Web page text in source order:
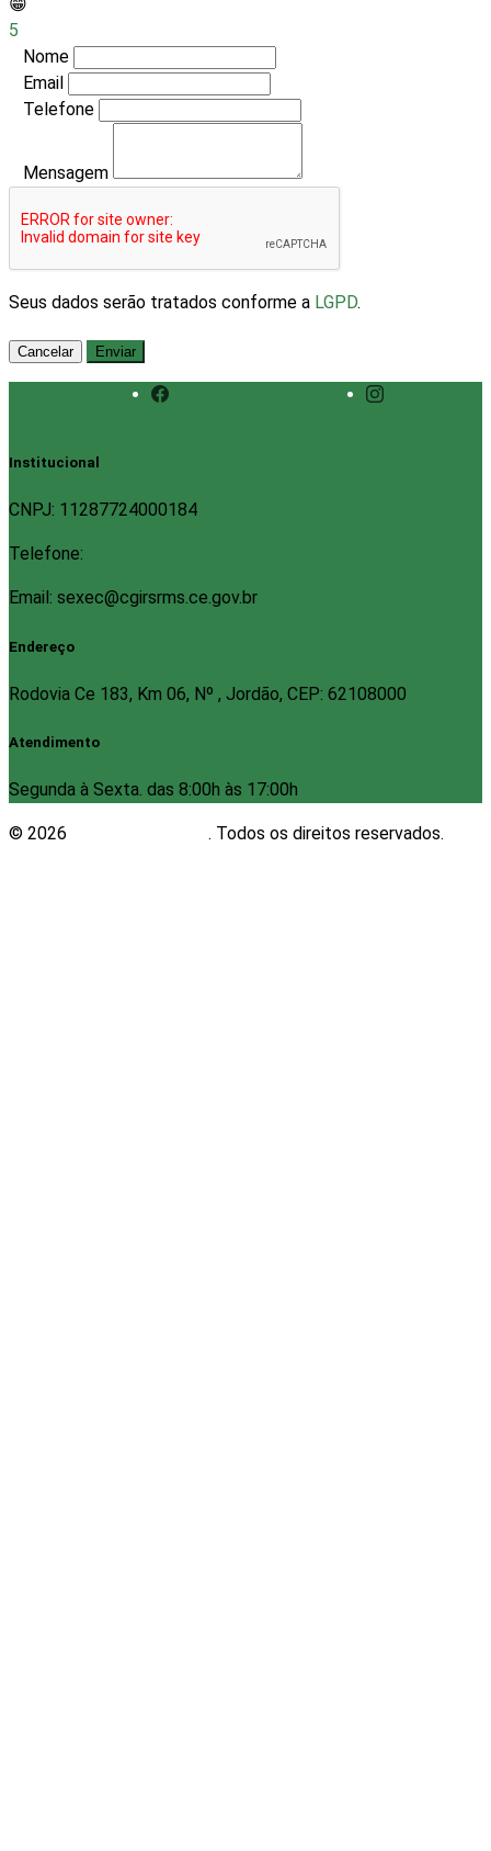
5
Nome
Email
Telefone
Mensagem
Seus dados serão tratados conforme a LGPD.
Cancelar Enviar
Institucional
CNPJ: 11287724000184
Telefone:
Email: sexec@cgirsrms.ce.gov.br
Endereço
Rodovia Ce 183, Km 06, Nº , Jordão, CEP: 62108000
Atendimento
Segunda à Sexta. das 8:00h às 17:00h
© 2026 . Todos os direitos reservados.